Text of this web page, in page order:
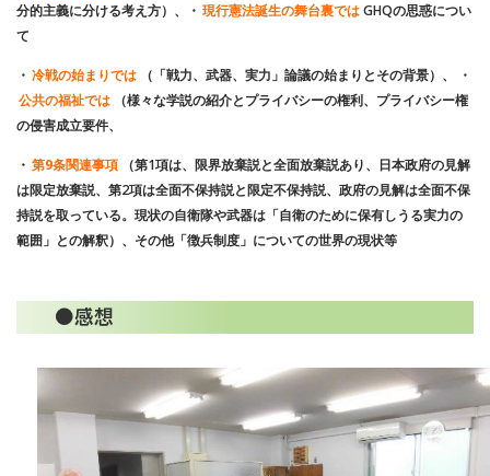
分的主義に分ける考え方）、・ 現行憲法誕生の舞台裏ではGHQの思惑につい
て
・ 冷戦の始まりでは （「戦力、武器、実力」論議の始まりとその背景）、 ・
公共の福祉では （様々な学説の紹介とプライバシーの権利、プライバシー権
の侵害成立要件、
・ 第9条関連事項 （第1項は、限界放棄説と全面放棄説あり、日本政府の見解
は限定放棄説、第2項は全面不保持説と限定不保持説、政府の見解は全面不保
持説を取っている。現状の自衛隊や武器は「自衛のために保有しうる実力の
範囲」との解釈）、その他「徴兵制度」についての世界の現状等
●感想